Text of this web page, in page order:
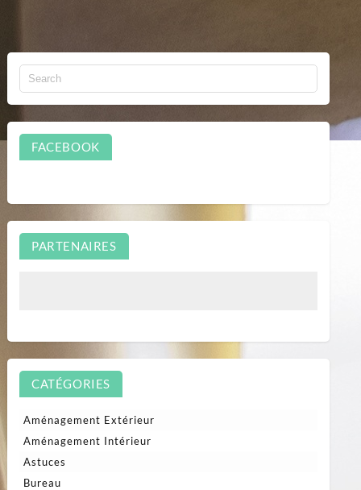
FACEBOOK
PARTENAIRES
CATÉGORIES
Aménagement Extérieur
Aménagement Intérieur
Astuces
Bureau